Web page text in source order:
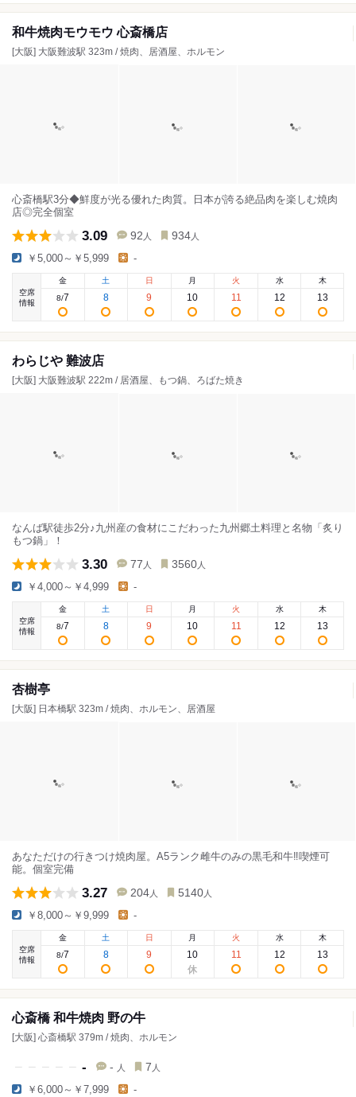
和牛焼肉モウモウ 心斎橋店
[大阪] 大阪難波駅 323m / 焼肉、居酒屋、ホルモン
心斎橋駅3分◆鮮度が光る優れた肉質。日本が誇る絶品肉を楽しむ焼肉
店◎完全個室
3.09 92 人 934 人
￥5,000～￥5,999 -
空席
情報
金
8/7
土
8
日
9
月
10
火
11
水
12
木
13
わらじや 難波店
[大阪] 大阪難波駅 222m / 居酒屋、もつ鍋、ろばた焼き
なんば駅徒歩2分♪九州産の食材にこだわった九州郷土料理と名物「炙り
もつ鍋」！
3.30 77 人 3560 人
￥4,000～￥4,999 -
空席
情報
金
8/7
土
8
日
9
月
10
火
11
水
12
木
13
杏樹亭
[大阪] 日本橋駅 323m / 焼肉、ホルモン、居酒屋
あなただけの行きつけ焼肉屋。A5ランク雌牛のみの黒毛和牛‼️喫煙可
能。個室完備
3.27 204 人 5140 人
￥8,000～￥9,999 -
空席
情報
金
8/7
土
8
日
9
月
10
火
11
水
12
木
13
心斎橋 和牛焼肉 野の牛
[大阪] 心斎橋駅 379m / 焼肉、ホルモン
- - 人 7 人
￥6,000～￥7,999 -